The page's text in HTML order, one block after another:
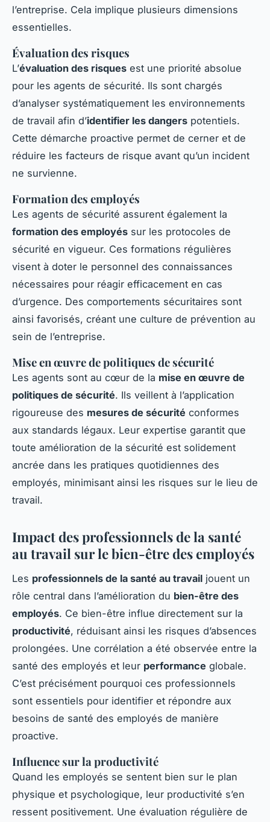
l’entreprise. Cela implique plusieurs dimensions
essentielles.
Évaluation des risques
L’évaluation des risques est une priorité absolue
pour les agents de sécurité. Ils sont chargés
d’analyser systématiquement les environnements
de travail afin d’identifier les dangers potentiels.
Cette démarche proactive permet de cerner et de
réduire les facteurs de risque avant qu’un incident
ne survienne.
Formation des employés
Les agents de sécurité assurent également la
formation des employés sur les protocoles de
sécurité en vigueur. Ces formations régulières
visent à doter le personnel des connaissances
nécessaires pour réagir efficacement en cas
d’urgence. Des comportements sécuritaires sont
ainsi favorisés, créant une culture de prévention au
sein de l’entreprise.
Mise en œuvre de politiques de sécurité
Les agents sont au cœur de la mise en œuvre de
politiques de sécurité. Ils veillent à l’application
rigoureuse des mesures de sécurité conformes
aux standards légaux. Leur expertise garantit que
toute amélioration de la sécurité est solidement
ancrée dans les pratiques quotidiennes des
employés, minimisant ainsi les risques sur le lieu de
travail.
Impact des professionnels de la santé
au travail sur le bien-être des employés
Les professionnels de la santé au travail jouent un
rôle central dans l’amélioration du bien-être des
employés. Ce bien-être influe directement sur la
productivité, réduisant ainsi les risques d’absences
prolongées. Une corrélation a été observée entre la
santé des employés et leur performance globale.
C’est précisément pourquoi ces professionnels
sont essentiels pour identifier et répondre aux
besoins de santé des employés de manière
proactive.
Influence sur la productivité
Quand les employés se sentent bien sur le plan
physique et psychologique, leur productivité s’en
ressent positivement. Une évaluation régulière de